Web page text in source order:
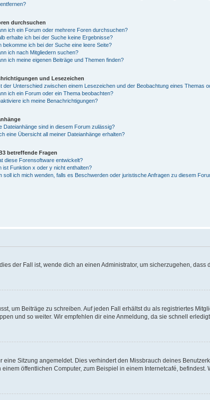
durchsuchen
ich ein Forum oder mehrere Foren durchsuchen?
erhalte ich bei der Suche keine Ergebnisse?
bekomme ich bei der Suche eine leere Seite?
ich nach Mitgliedern suchen?
ich meine eigenen Beiträge und Themen finden?
und Lesezeichen
der Unterschied zwischen einem Lesezeichen und der Beobachtung eines Themas
ich ein Forum oder ein Thema beobachten?
ich meine Benachrichtigungen?
Dateianhänge sind in diesem Forum zulässig?
eine Übersicht all meiner Dateianhänge erhalten?
betreffende Fragen
diese Forensoftware entwickelt?
ist Funktion x oder y nicht enthalten?
soll ich mich wenden, falls es Beschwerden oder juristische Anfragen zu diesem
der Fall ist, wende dich an einen Administrator, um sicherzugehen, dass
um Beiträge zu schreiben. Auf jeden Fall erhältst du als registriertes
und so weiter. Wir empfehlen dir eine Anmeldung, da sie schnell
Sitzung angemeldet. Dies verhindert den Missbrauch deines
öffentlichen Computer, zum Beispiel in einem Internetcafé, befindest.